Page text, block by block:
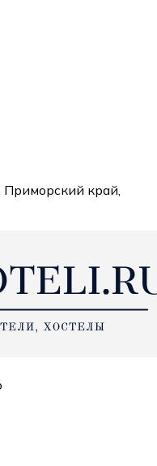
Приморский край,